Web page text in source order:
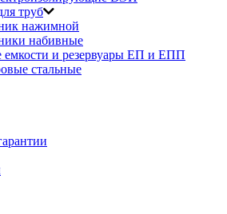
труб
нажимной
набивные
емкости и резервуары ЕП и ЕПП
стальные